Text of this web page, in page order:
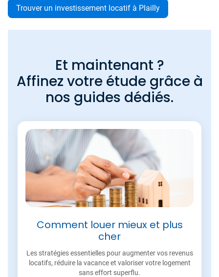
Trouver un investissement locatif à Plailly
Et maintenant ?
Affinez votre étude grâce à
nos guides dédiés.
Comment louer mieux et plus
cher
Les stratégies essentielles pour augmenter vos revenus
locatifs, réduire la vacance et valoriser votre logement
sans effort superflu.